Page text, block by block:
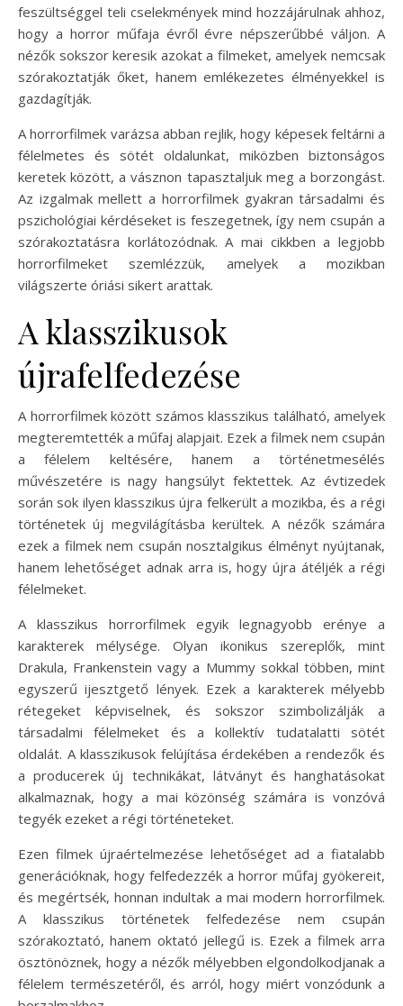
feszültséggel teli cselekmények mind hozzájárulnak ahhoz,
hogy a horror műfaja évről évre népszerűbbé váljon. A
nézők sokszor keresik azokat a filmeket, amelyek nemcsak
szórakoztatják őket, hanem emlékezetes élményekkel is
gazdagítják.
A horrorfilmek varázsa abban rejlik, hogy képesek feltárni a
félelmetes és sötét oldalunkat, miközben biztonságos
keretek között, a vásznon tapasztaljuk meg a borzongást.
Az izgalmak mellett a horrorfilmek gyakran társadalmi és
pszichológiai kérdéseket is feszegetnek, így nem csupán a
szórakoztatásra korlátozódnak. A mai cikkben a legjobb
horrorfilmeket szemlézzük, amelyek a mozikban
világszerte óriási sikert arattak.
A klasszikusok
újrafelfedezése
A horrorfilmek között számos klasszikus található, amelyek
megteremtették a műfaj alapjait. Ezek a filmek nem csupán
a félelem keltésére, hanem a történetmesélés
művészetére is nagy hangsúlyt fektettek. Az évtizedek
során sok ilyen klasszikus újra felkerült a mozikba, és a régi
történetek új megvilágításba kerültek. A nézők számára
ezek a filmek nem csupán nosztalgikus élményt nyújtanak,
hanem lehetőséget adnak arra is, hogy újra átéljék a régi
félelmeket.
A klasszikus horrorfilmek egyik legnagyobb erénye a
karakterek mélysége. Olyan ikonikus szereplők, mint
Drakula, Frankenstein vagy a Mummy sokkal többen, mint
egyszerű ijesztgető lények. Ezek a karakterek mélyebb
rétegeket képviselnek, és sokszor szimbolizálják a
társadalmi félelmeket és a kollektív tudatalatti sötét
oldalát. A klasszikusok felújítása érdekében a rendezők és
a producerek új technikákat, látványt és hanghatásokat
alkalmaznak, hogy a mai közönség számára is vonzóvá
tegyék ezeket a régi történeteket.
Ezen filmek újraértelmezése lehetőséget ad a fiatalabb
generációknak, hogy felfedezzék a horror műfaj gyökereit,
és megértsék, honnan indultak a mai modern horrorfilmek.
A klasszikus történetek felfedezése nem csupán
szórakoztató, hanem oktató jellegű is. Ezek a filmek arra
ösztönöznek, hogy a nézők mélyebben elgondolkodjanak a
félelem természetéről, és arról, hogy miért vonzódunk a